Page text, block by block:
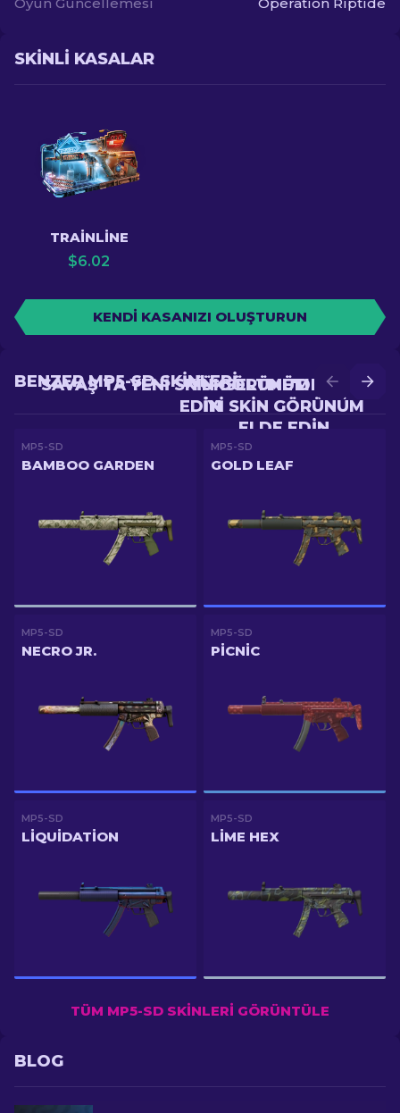
SKINLI KASALAR
TRAINLINE
$6.02
KENDI KASANIZI OLUŞTURUN
YÜKSELTME'DE DAHA
IYI SKIN GÖRÜNÜM
ELDE EDIN
SAVAŞ'TA YENI SKIN GÖRÜNÜM ELDE
EDIN
BENZER MP5-SD SKINLERI
MP5-SD
BAMBOO GARDEN
MP5-SD
GOLD LEAF
MP5-SD
NECRO JR.
MP5-SD
PICNIC
MP5-SD
LIQUIDATION
MP5-SD
LIME HEX
TÜM MP5-SD SKINLERI GÖRÜNTÜLE
BLOG